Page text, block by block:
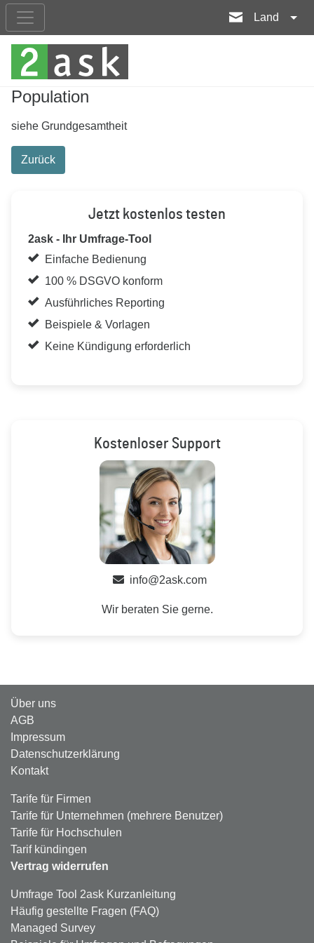
Land
Population
siehe Grundgesamtheit
Zurück
Jetzt kostenlos testen
2ask - Ihr Umfrage-Tool
Einfache Bedienung
100 % DSGVO konform
Ausführliches Reporting
Beispiele & Vorlagen
Keine Kündigung erforderlich
Kostenloser Support
info@2ask.com
Wir beraten Sie gerne.
Über uns
AGB
Impressum
Datenschutzerklärung
Kontakt
Tarife für Firmen
Tarife für Unternehmen (mehrere Benutzer)
Tarife für Hochschulen
Tarif kündingen
Vertrag widerrufen
Umfrage Tool 2ask Kurzanleitung
Häufig gestellte Fragen (FAQ)
Managed Survey